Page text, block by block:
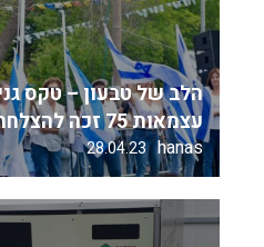
הלב של טבעון – טקס
עצמאות 75 זכה להצלחה רבה גם השנה
hanas
28.04.23